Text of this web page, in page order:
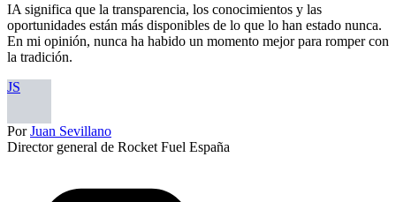
IA significa que la transparencia, los conocimientos y las
oportunidades están más disponibles de lo que lo han estado nunca.
En mi opinión, nunca ha habido un momento mejor para romper con
la tradición.
JS
PorJuan Sevillano
Director general de Rocket Fuel España